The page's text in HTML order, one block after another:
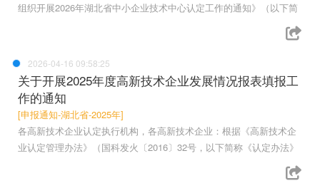
组织开展2026年湖北省中小企业技术中心认定工作的通知》（以下简
2026-04-16 09:58:25
关于开展2025年度高新技术企业发展情况报表填报工
作的通知
[申报通知-湖北省-2025年]
各高新技术企业认定执行机构，各高新技术企业：根据《高新技术企
业认定管理办法》（国科发火〔2016〕32号，以下简称《认定办法》